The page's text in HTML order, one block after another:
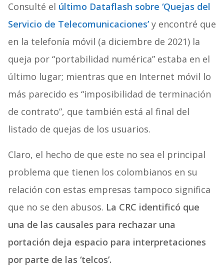
Consulté el último Dataflash sobre ‘Quejas del
Servicio de Telecomunicaciones’y encontré que
en la telefonía móvil (a diciembre de 2021) la
queja por “portabilidad numérica” estaba en el
último lugar; mientras que en Internet móvil lo
más parecido es “imposibilidad de terminación
de contrato”, que también está al final del
listado de quejas de los usuarios.
Claro, el hecho de que este no sea el principal
problema que tienen los colombianos en su
relación con estas empresas tampoco significa
que no se den abusos. La CRC identificó que
una de las causales para rechazar una
portación deja espacio para interpretaciones
por parte de las ‘telcos’.